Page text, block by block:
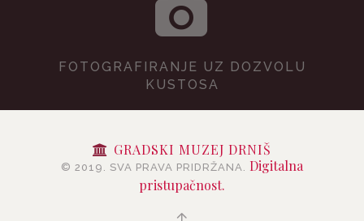
FOTOGRAFIRANJE UZ DOZVOLU
KUSTOSA
GRADSKI MUZEJ DRNIŠ
© 2019. SVA PRAVA PRIDRŽANA. Digitalna
pristupačnost.